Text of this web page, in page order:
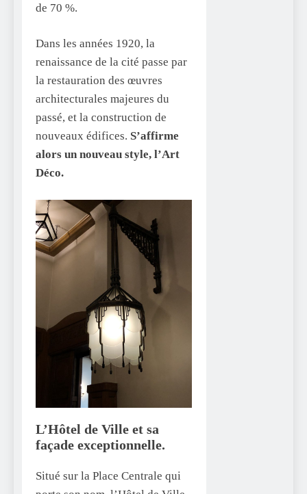
de 70 %.
Dans les années 1920, la
renaissance de la cité passe par
la restauration des œuvres
architecturales majeures du
passé, et la construction de
nouveaux édifices. S’affirme
alors un nouveau style, l’Art
Déco.
L’Hôtel de Ville et sa
façade exceptionnelle.
Situé sur la Place Centrale qui